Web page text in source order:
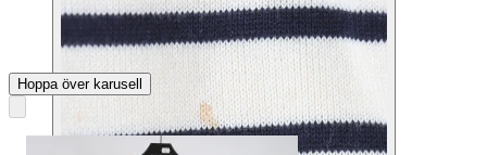
Hoppa över karusell